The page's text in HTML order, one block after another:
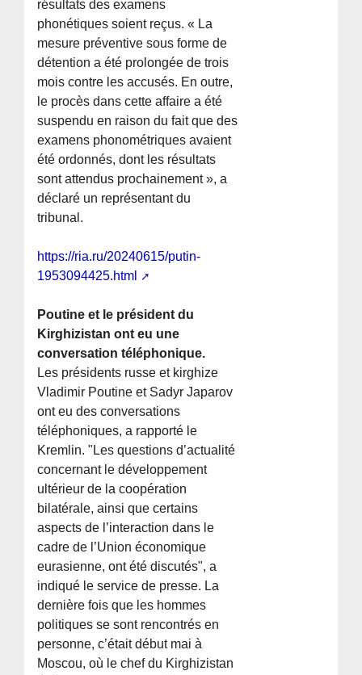
résultats des examens
phonétiques soient reçus. « La
mesure préventive sous forme de
détention a été prolongée de trois
mois contre les accusés. En outre,
le procès dans cette affaire a été
suspendu en raison du fait que des
examens phonométriques avaient
été ordonnés, dont les résultats
sont attendus prochainement », a
déclaré un représentant du
tribunal.
https://ria.ru/20240615/putin-
1953094425.html
Poutine et le président du
Kirghizistan ont eu une
conversation téléphonique.
Les présidents russe et kirghize
Vladimir Poutine et Sadyr Japarov
ont eu des conversations
téléphoniques, a rapporté le
Kremlin. "Les questions d’actualité
concernant le développement
ultérieur de la coopération
bilatérale, ainsi que certains
aspects de l’interaction dans le
cadre de l’Union économique
eurasienne, ont été discutés", a
indiqué le service de presse. La
dernière fois que les hommes
politiques se sont rencontrés en
personne, c’était début mai à
Moscou, où le chef du Kirghizistan